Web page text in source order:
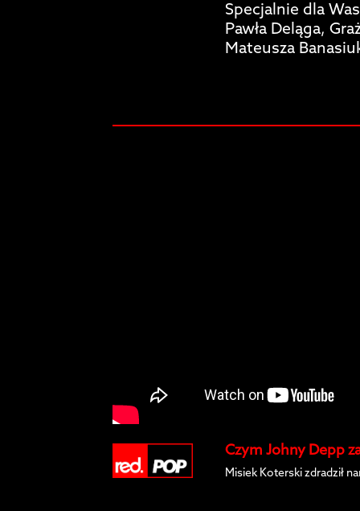
Specjalnie dla
Pawła Deląga,
Mateusza
Czym Johny Depp
Misiek Koterski zdradził